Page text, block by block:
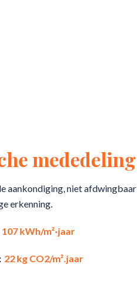
mededeling
aankondiging, niet afdwingbaar
erkenning.
107 kWh/m²·jaar
22 kg CO2/m².jaar